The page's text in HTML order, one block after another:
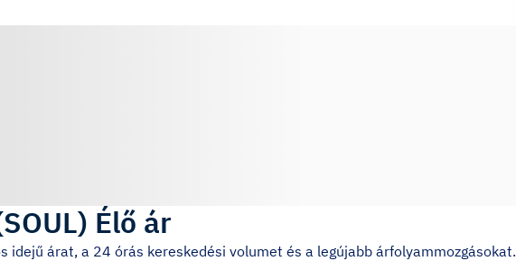
SOUL) Élő ár
idejű árat, a 24 órás kereskedési volumet és a legújabb árfolyammozgásokat.